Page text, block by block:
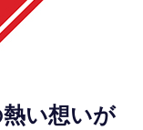
い想いが